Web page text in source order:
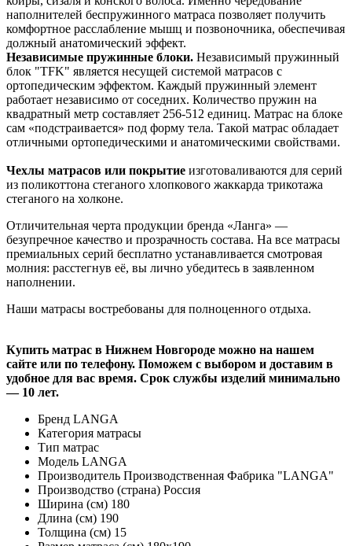
наполнителей беспружинного матраса позволяет получить
комфортное расслабление мышц и позвоночника, обеспечивая
должный анатомический эффект.
Независимые пружинные блоки. Независимый пружинный
блок "TFK" является несущей системой матрасов с
ортопедическим эффектом. Каждый пружинный элемент
работает независимо от соседних. Количество пружин на
квадратный метр составляет 256-512 единиц. Матрас на блоке
сам «подстраивается» под форму тела. Такой матрас обладает
отличными ортопедическими и анатомическими свойствами.
Чехлы матрасов или покрытие изготоваливаются для серий
из поликоттона стеганого хлопкового жаккарда трикотажа
стеганого на холконе.
Отличительная черта продукции бренда «Ланга» —
безупречное качество и прозрачность состава. На все матрасы
премиальных серий бесплатно устанавливается смотровая
молния: расстегнув её, вы лично убедитесь в заявленном
наполнении.
Наши матрасы востребованы для полноценного отдыха.
Купить матрас в Нижнем Новгороде можно на нашем
сайте или по телефону. Поможем с выбором и доставим в
удобное для вас время. Срок службы изделий минимально
— 10 лет.
Бренд LANGA
Категория матрасы
Тип матрас
Модель LANGA
Производитель Производственная Фабрика "LANGA"
Производство (страна) Россия
Ширина (см) 180
Длина (см) 190
Толщина (см) 15